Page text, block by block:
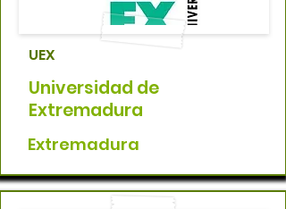
UEX
Universidad de
Extremadura
Extremadura